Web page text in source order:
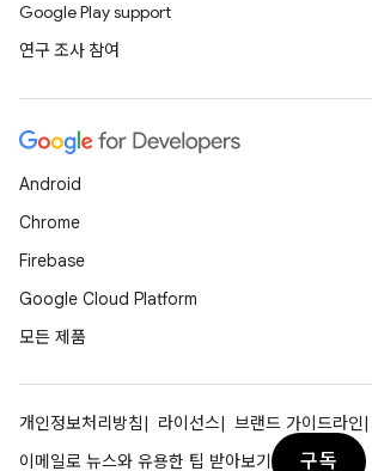
Google Play support
연구 조사 참여
Android
Chrome
Firebase
Google Cloud Platform
모든 제품
개인정보처리방침 라이선스 브랜드 가이드라인
이메일로 뉴스와 유용한 팁 받아보기
구독